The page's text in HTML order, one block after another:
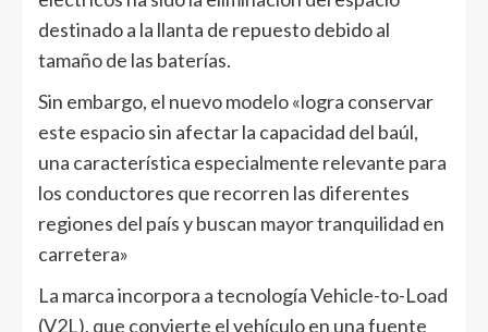
destinado a la llanta de repuesto debido al
tamaño de las baterías.
Sin embargo, el nuevo modelo «logra conservar
este espacio sin afectar la capacidad del baúl,
una característica especialmente relevante para
los conductores que recorren las diferentes
regiones del país y buscan mayor tranquilidad en
carretera»
La marca incorpora a tecnología Vehicle-to-Load
(V2L), que convierte el vehículo en una fuente